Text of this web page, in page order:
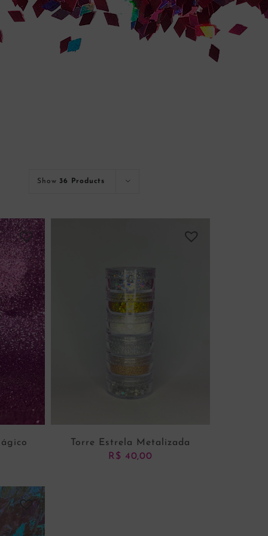
Show 36 Products
Torre Estrela Metalizada
R$ 40,00